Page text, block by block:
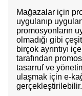
Mağazalar için
uygulanıp
promosyonların
olmadığı gibi
birçok ayrıntıyı
tarafından
tasarruf ve
ulaşmak için e-
gerçekleştirilebilir.